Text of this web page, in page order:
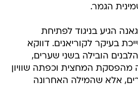
הגמר.
הגיע בניגוד לפתיחת
בעיקר לקוריאנים. דווקא
הובילה בשני שערים,
מהפסקת המחצית וכפתה שוויון
אלא שהמילה האחרונה